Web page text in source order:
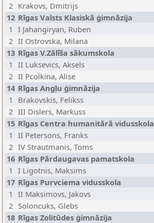
2 Krakovs, Dmitrijs
12 Rīgas Valsts Klasiskā ģimnāzija
1 I Jahangiryan, Ruben
2 II Ostrovska, Milana
13 Rīgas V.Zālīša sākumskola
1 II Luksevics, Aksels
2 II Pcolkina, Alise
14 Rīgas Angļu ģimnāzija
1
Brakovskis, Felikss
2 III Dislers, Markuss
15 Rīgas Centra humanitārā vidusskola
1 II Petersons, Franks
2 IV Strautmanis, Toms
16 Rīgas Pārdaugavas pamatskola
1 I Ligotnis, Maksims
17 Rīgas Purvciema vidusskola
1 II Maksimovs, Jakovs
2 Soloncuks, Glebs
18 Rīgas Zolitūdes ģimnāzija